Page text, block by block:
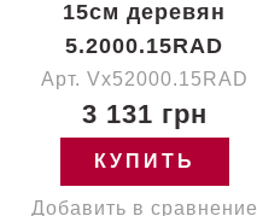
15см деревян
5.2000.15RAD
Арт. Vx52000.15RAD
3 131 грн
КУПИТЬ
Добавить в сравнение